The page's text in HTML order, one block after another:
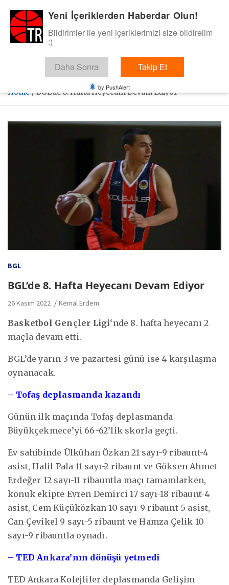
content
BasketTR
Sol dip çizgiden bir basket de bizden gelsin dedik.
Home BGL’de 8. Hafta Heyecanı Devam Ediyor
BGL
BGL’de 8. Hafta Heyecanı Devam Ediyor
26 Kasım 2022 Kemal Erdem
Basketbol Gençler Ligi‘nde 8. hafta heyecanı 2
maçla devam etti.
BGL’de yarın 3 ve pazartesi günü ise 4 karşılaşma
oynanacak.
– Tofaş deplasmanda kazandı
Günün ilk maçında Tofaş deplasmanda
Büyükçekmece’yi 66-62’lik skorla geçti.
Ev sahibinde Ülkühan Özkan 21 sayı-9 ribaunt-4
asist, Halil Pala 11 sayı-2 ribaunt ve Göksen Ahmet
Erdeğer 12 sayı-11 ribauntla maçı tamamlarken,
konuk ekipte Evren Demirci 17 sayı-18 ribaunt-4
asist, Cem Küçüközkan 10 sayı-9 ribaunt-5 asist,
Can Çevikel 9 sayı-5 ribaunt ve Hamza Çelik 10
sayı-9 ribauntla oynadı.
– TED Ankara’nın dönüşü yetmedi
TED Ankara Kolejliler deplasmanda Gelişim
Yeni İçeriklerden Haberdar Olun!
Bildirimler ile yeni içeriklerimizi size bildirelim
:)
Daha Sonra Takip Et
by PushAlert